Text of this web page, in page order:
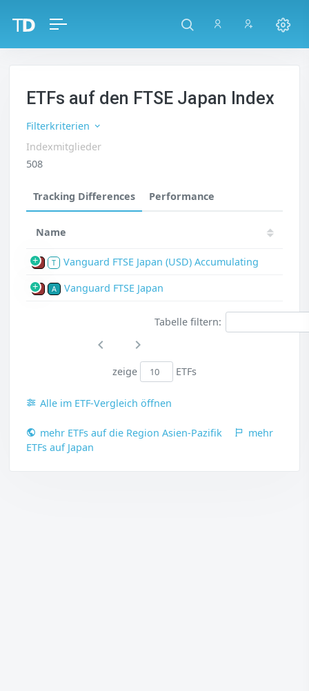
ETFs auf den FTSE Japan Index
Filterkriterien
Indexmitglieder
508
Tracking Differences Performance
Name
P T Vanguard FTSE Japan (USD) Accumulating
P A Vanguard FTSE Japan
Tabelle filtern:
zeige ETFs
Alle im ETF-Vergleich öffnen
mehr ETFs auf die Region Asien-Pazifik
mehr
ETFs auf Japan